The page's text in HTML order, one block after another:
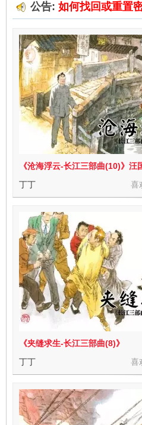
公告: 如何找回或重置
《沧海浮云-长江三部曲(10)》汪
喜
丁丁
《夹缝求生-长江三部曲(8)》
喜
丁丁